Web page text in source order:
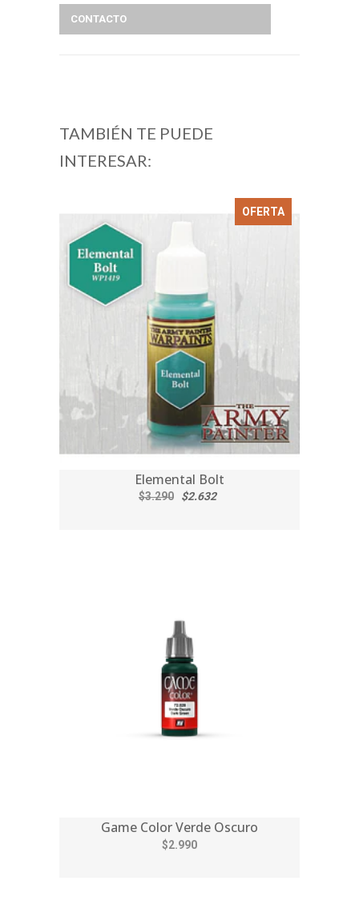
CONTACTO
TAMBIÉN TE PUEDE
INTERESAR:
OFERTA
Elemental Bolt
$3.290 $2.632
Game Color Verde Oscuro
$2.990